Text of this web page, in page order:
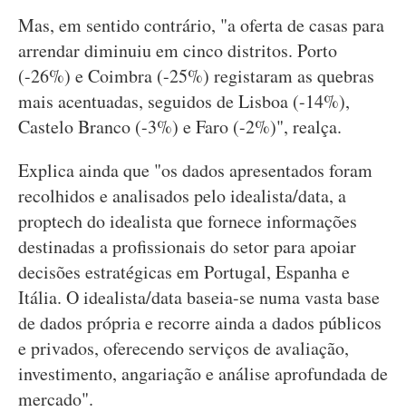
Mas, em sentido contrário, "a oferta de casas para
arrendar diminuiu em cinco distritos. Porto
(-26%) e Coimbra (-25%) registaram as quebras
mais acentuadas, seguidos de Lisboa (-14%),
Castelo Branco (-3%) e Faro (-2%)", realça.
Explica ainda que "os dados apresentados foram
recolhidos e analisados pelo idealista/data, a
proptech do idealista que fornece informações
destinadas a profissionais do setor para apoiar
decisões estratégicas em Portugal, Espanha e
Itália. O idealista/data baseia-se numa vasta base
de dados própria e recorre ainda a dados públicos
e privados, oferecendo serviços de avaliação,
investimento, angariação e análise aprofundada de
mercado".